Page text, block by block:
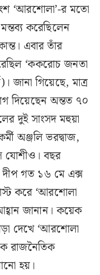
‘আরশোলা’-র মতো
করেছিলেন
এবার তাঁর
‘ককরোচ জনতা
জানা গিয়েছে, মাত্র
দিয়েছেন অন্তত ৭০
দুই সাংসদ মহুয়া
অঞ্জলি ভরদ্বাজ,
যোশীও। বছর
গত ১৬ মে এক্স
করে ‘আরশোলা
জানান। কয়েক
দেখে ‘আরশোলা
রাজনৈতিক
হয়।